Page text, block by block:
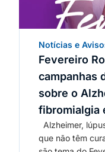
Notícias e
Fevereiro
campanhas
sobre o
fibromialgia
Alzheimer,
que não têm